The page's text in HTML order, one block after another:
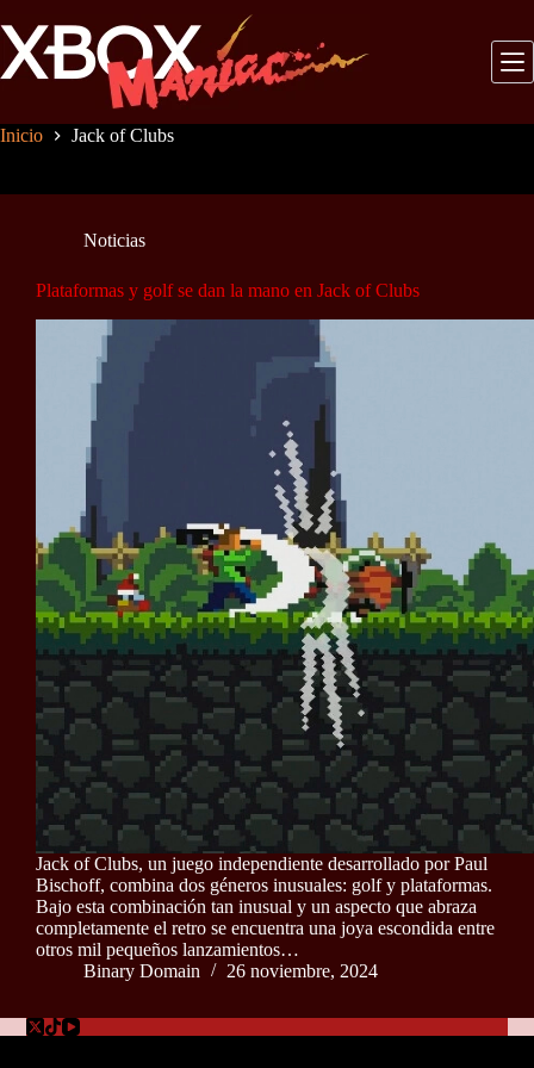
al
contenido
Inicio Jack of Clubs
Noticias
Plataformas y golf se dan la mano en Jack of Clubs
Jack of Clubs, un juego independiente desarrollado por Paul
Bischoff, combina dos géneros inusuales: golf y plataformas.
Bajo esta combinación tan inusual y un aspecto que abraza
completamente el retro se encuentra una joya escondida entre
otros mil pequeños lanzamientos…
Binary Domain
26 noviembre, 2024